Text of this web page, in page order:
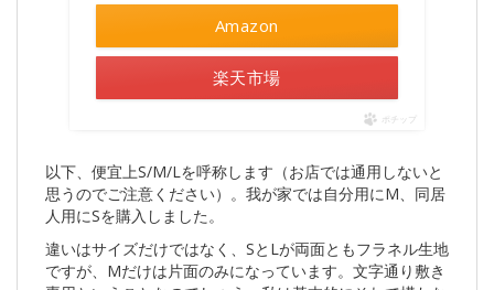
Amazon
楽天市場
ポチップ
以下、便宜上S/M/Lを呼称します（お店では通用しないと
思うのでご注意ください）。我が家では自分用にM、同居
人用にSを購入しました。
違いはサイズだけではなく、SとLが両面ともフラネル生地
ですが、Mだけは片面のみになっています。文字通り敷き